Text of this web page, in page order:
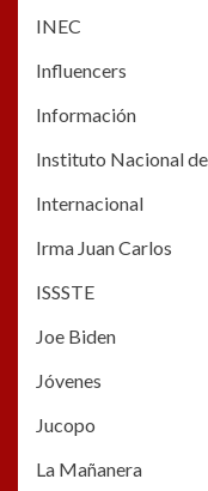
INEC
Influencers
Información
Instituto Nacional
Internacional
Irma Juan Carlos
ISSSTE
Joe Biden
Jóvenes
Jucopo
La Mañanera